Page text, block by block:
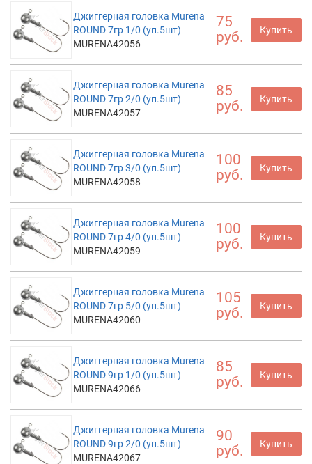
Джиггерная головка Murena
ROUND 7гр 1/0 (уп.5шт)
MURENA42056
75
руб.
Купить
Джиггерная головка Murena
ROUND 7гр 2/0 (уп.5шт)
MURENA42057
85
руб.
Купить
Джиггерная головка Murena
ROUND 7гр 3/0 (уп.5шт)
MURENA42058
100
руб.
Купить
Джиггерная головка Murena
ROUND 7гр 4/0 (уп.5шт)
MURENA42059
100
руб.
Купить
Джиггерная головка Murena
ROUND 7гр 5/0 (уп.5шт)
MURENA42060
105
руб.
Купить
Джиггерная головка Murena
ROUND 9гр 1/0 (уп.5шт)
MURENA42066
85
руб.
Купить
Джиггерная головка Murena
ROUND 9гр 2/0 (уп.5шт)
MURENA42067
90
руб.
Купить